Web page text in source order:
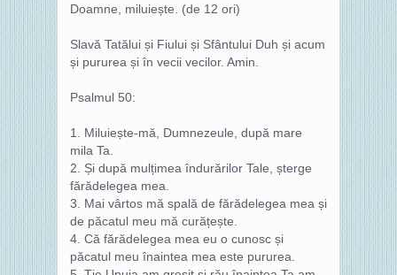
Doamne, miluiește. (de 12 ori)
Slavă Tatălui și Fiului și Sfântului Duh și acum
și pururea și în vecii vecilor. Amin.
Psalmul 50:
1. Miluiește‑mă, Dumnezeule, după mare
mila Ta.
2. Și după mulțimea îndurărilor Tale, șterge
fărădelegea mea.
3. Mai vârtos mă spală de fărădelegea mea și
de păcatul meu mă curățește.
4. Că fărădelegea mea eu o cunosc și
păcatul meu înaintea mea este pururea.